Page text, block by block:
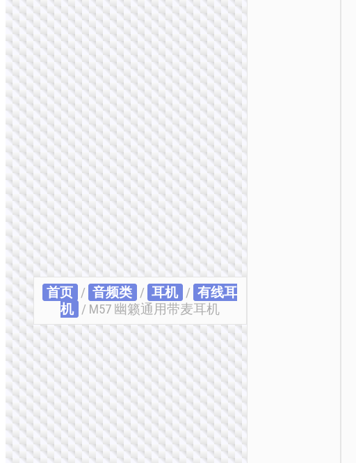
首页 / 音频类 / 耳机 / 有线耳
机 / M57 幽籁通用带麦耳机